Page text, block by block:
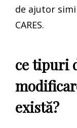
de ajutor
CARES.
ce tipuri
există?